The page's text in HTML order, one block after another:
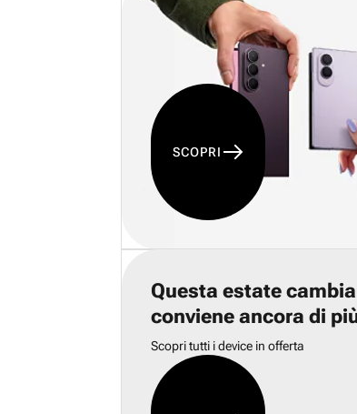
SCOPRI
Questa estate
conviene ancora di
Scopri tutti i device in offerta